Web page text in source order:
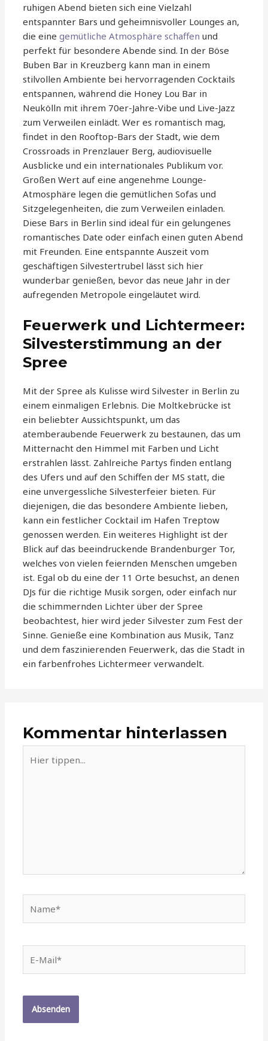
ruhigen Abend bieten sich eine Vielzahl
entspannter Bars und geheimnisvoller Lounges an,
die einegemütliche Atmosphäre schaffen und
perfekt für besondere Abende sind. In der Böse
Buben Bar in Kreuzberg kann man in einem
stilvollen Ambiente bei hervorragenden Cocktails
entspannen, während die Honey Lou Bar in
Neukölln mit ihrem 70er-Jahre-Vibe und Live-Jazz
zum Verweilen einlädt. Wer es romantisch mag,
findet in den Rooftop-Bars der Stadt, wie dem
Crossroads in Prenzlauer Berg, audiovisuelle
Ausblicke und ein internationales Publikum vor.
Großen Wert auf eine angenehme Lounge-
Atmosphäre legen die gemütlichen Sofas und
Sitzgelegenheiten, die zum Verweilen einladen.
Diese Bars in Berlin sind ideal für ein gelungenes
romantisches Date oder einfach einen guten Abend
mit Freunden. Eine entspannte Auszeit vom
geschäftigen Silvestertrubel lässt sich hier
wunderbar genießen, bevor das neue Jahr in der
aufregenden Metropole eingeläutet wird.
Feuerwerk und Lichtermeer:
Silvesterstimmung an der
Spree
Mit der Spree als Kulisse wird Silvester in Berlin zu
einem einmaligen Erlebnis. Die Moltkebrücke ist
ein beliebter Aussichtspunkt, um das
atemberaubende Feuerwerk zu bestaunen, das um
Mitternacht den Himmel mit Farben und Licht
erstrahlen lässt. Zahlreiche Partys finden entlang
des Ufers und auf den Schiffen der MS statt, die
eine unvergessliche Silvesterfeier bieten. Für
diejenigen, die das besondere Ambiente lieben,
kann ein festlicher Cocktail im Hafen Treptow
genossen werden. Ein weiteres Highlight ist der
Blick auf das beeindruckende Brandenburger Tor,
welches von vielen feiernden Menschen umgeben
ist. Egal ob du eine der 11 Orte besuchst, an denen
DJs für die richtige Musik sorgen, oder einfach nur
die schimmernden Lichter über der Spree
beobachtest, hier wird jeder Silvester zum Fest der
Sinne. Genieße eine Kombination aus Musik, Tanz
und dem faszinierenden Feuerwerk, das die Stadt in
ein farbenfrohes Lichtermeer verwandelt.
Kommentar hinterlassen
tippen...
Mail*